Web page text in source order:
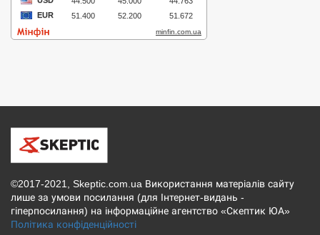
©2017-2021, Skeptic.com.ua Використання матеріалів сайту
лише за умови посилання (для Інтернет-видань -
гіперпосилання) на інформаційне агентство «Скептик ЮА»
Політика конфіденційності